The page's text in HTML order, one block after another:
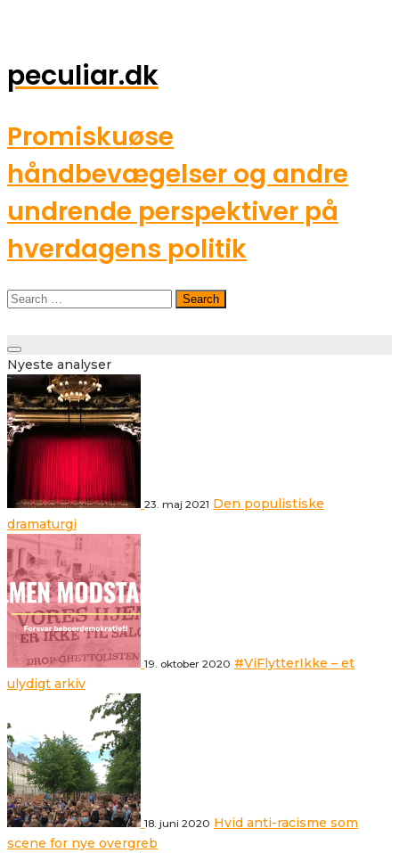
peculiar.dk
Promiskuøse
håndbevægelser og andre
undrende perspektiver på
hverdagens politik
Search
Toggle
navigation
Nyeste analyser
23. maj 2021 Den populistiske
dramaturgi
19. oktober 2020 #ViFlytterIkke – et
ulydigt arkiv
18. juni 2020 Hvid anti-racisme som
scene for nye overgreb